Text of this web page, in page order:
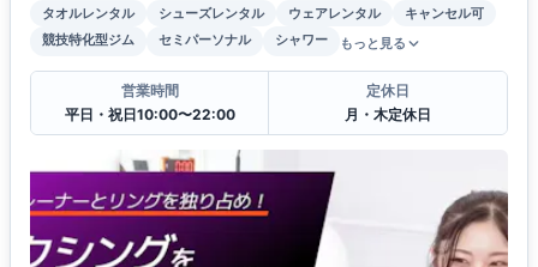
タオルレンタル シューズレンタル ウェアレンタル
キャンセル可
競技特化型ジム
セミパーソナル シャワー もっと見る
営業時間
平日・祝日10:00〜22:00
定休日
月・木定休日